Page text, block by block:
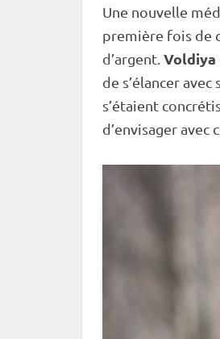
Une nouvelle
première fois de
d’argent. Voldiya
de s’élancer
s’étaient
d’envisager avec